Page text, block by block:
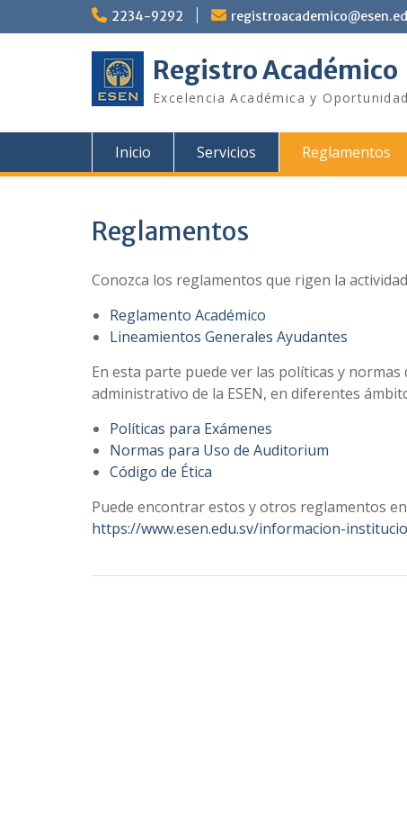
2234-9292
Registro Académico
Excelencia Académica y
Inicio Servicios Reglamentos
Reglamentos
Conozca los reglamentos que rigen la actividad
Reglamento Académico
Lineamientos Generales Ayudantes
En esta parte puede ver las políticas y
administrativo de la ESEN, en diferentes
Políticas para Exámenes
Normas para Uso de Auditorium
Código de Ética
Puede encontrar estos y otros reglamentos
https://www.esen.edu.sv/informacion-